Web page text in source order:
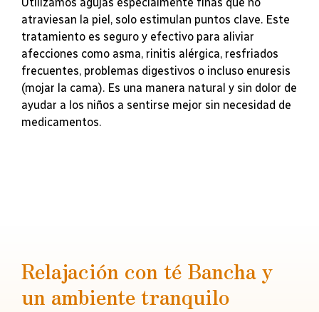
atraviesan la piel, solo estimulan puntos clave. Este
tratamiento es seguro y efectivo para aliviar
afecciones como asma, rinitis alérgica, resfriados
frecuentes, problemas digestivos o incluso enuresis
(mojar la cama). Es una manera natural y sin dolor de
ayudar a los niños a sentirse mejor sin necesidad de
medicamentos.
Relajación con té Bancha y
un ambiente tranquilo